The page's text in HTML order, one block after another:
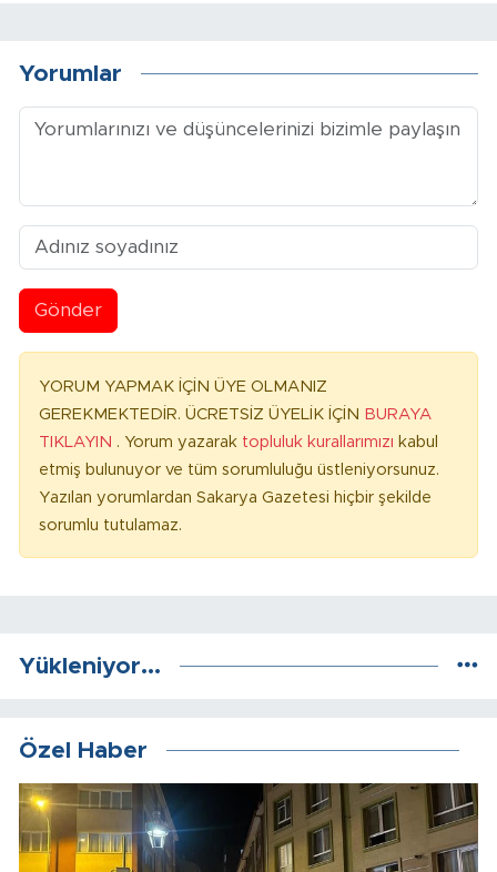
Yorumlar
Gönder
YORUM YAPMAK İÇİN ÜYE OLMANIZ
GEREKMEKTEDİR. ÜCRETSİZ ÜYELİK İÇİN BURAYA
TIKLAYIN . Yorum yazarak topluluk kurallarımızı kabul
etmiş bulunuyor ve tüm sorumluluğu üstleniyorsunuz.
Yazılan yorumlardan Sakarya Gazetesi hiçbir şekilde
sorumlu tutulamaz.
Yükleniyor...
Özel Haber